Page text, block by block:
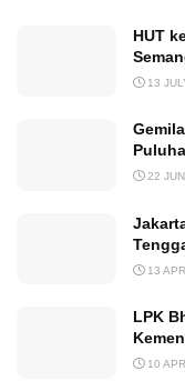
HUT
13
22
13
LPK
10